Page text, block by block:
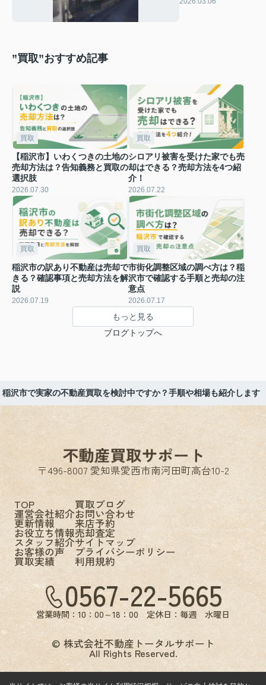
”買取”おすすめ記事
買取
【稲沢市】いわくつきの土地の
売却方法は？告知義務と買取の
選択肢
2026.07.30
買取
シロアリ被害を受けた家でも売
却はできる？売却方法を4つ紹
介！
2026.07.22
買取
稲沢市の訳あり不動産は売却で
きる？確認事項と売却方法を解
説
2026.07.19
買取
市街化調整区域の調べ方は？稲
沢市で確認する手順と売却の注
意点
2026.07.17
もっと見る
ブログトップへ
沢市で実家の不動産買取を検討中ですか？手順や相場も紹介します
〒496-8007 愛知県愛西市南河田町高台10-2
TOP
運営会社紹介
更新情報
お役立ち情報
スタッフ紹介
お客様の声
買取実績
買取ブログ
お問い合わせ
来店予約
売却査定
サイトマップ
プライバシーポリシー
利用規約
0567-22-5665
営業時間：10：00～18：00 定休日：毎週 水曜日
© 株式会社不動産トータルサポート
All Rights Reserved.